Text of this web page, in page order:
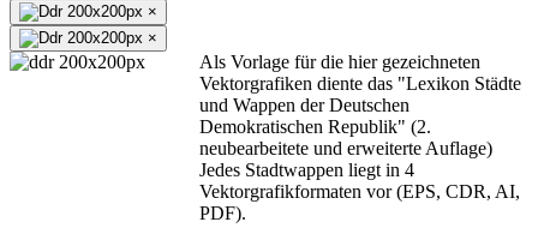
×
×
Als Vorlage für die hier gezeichneten
Vektorgrafiken diente das "Lexikon Städte
und Wappen der Deutschen
Demokratischen Republik" (2.
neubearbeitete und erweiterte Auflage)
Jedes Stadtwappen liegt in 4
Vektorgrafikformaten vor (EPS, CDR, AI,
PDF).